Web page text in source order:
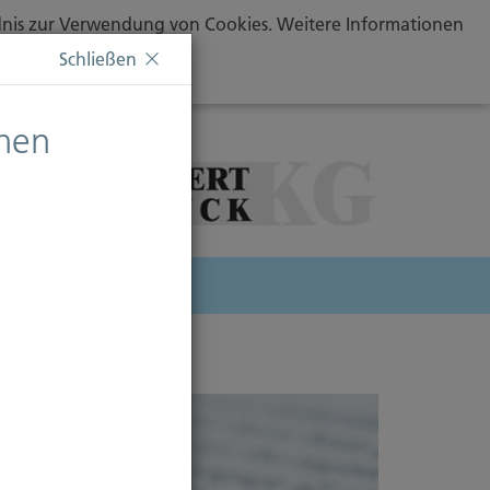
zur Verwendung von Cookies. Weitere Informationen
Schließen